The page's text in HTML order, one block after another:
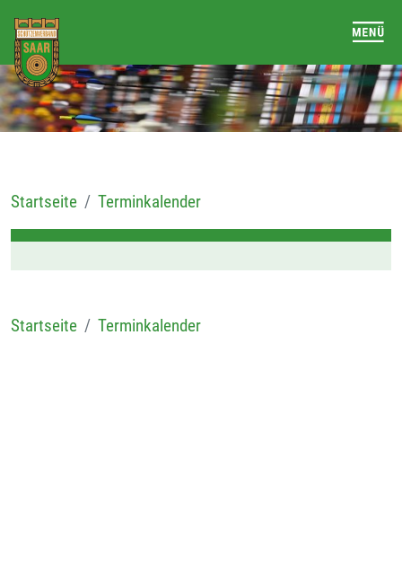
Startseite Terminkalender
Startseite Terminkalender